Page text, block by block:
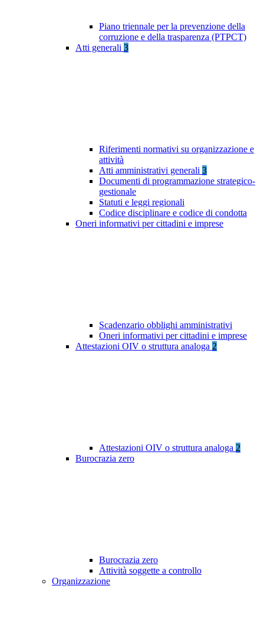
Piano triennale per la prevenzione della
corruzione e della trasparenza (PTPCT)
Atti generali 3
Riferimenti normativi su organizzazione e
attività
Atti amministrativi generali 3
Documenti di programmazione strategico-
gestionale
Statuti e leggi regionali
Codice disciplinare e codice di condotta
Oneri informativi per cittadini e imprese
Scadenzario obblighi amministrativi
Oneri informativi per cittadini e imprese
Attestazioni OIV o struttura analoga 2
Attestazioni OIV o struttura analoga 2
Burocrazia zero
Burocrazia zero
Attività soggette a controllo
Organizzazione